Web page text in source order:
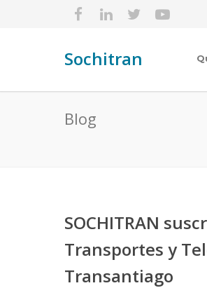
Sochitran
Blog
SOCHITRAN
Transportes y
Transantiago